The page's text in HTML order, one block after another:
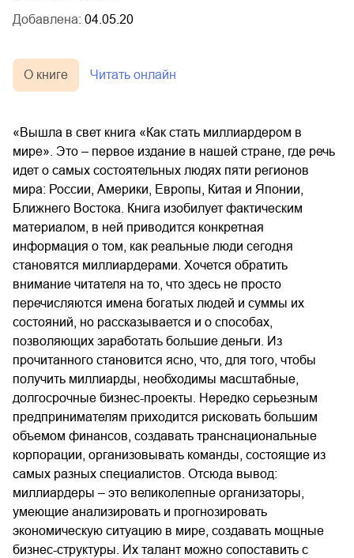
Добавлена: 04.05.20
О книге Читать онлайн
«Вышла в свет книга «Как стать миллиардером в
мире». Это – первое издание в нашей стране, где речь
идет о самых состоятельных людях пяти регионов
мира: России, Америки, Европы, Китая и Японии,
Ближнего Востока. Книга изобилует фактическим
материалом, в ней приводится конкретная
информация о том, как реальные люди сегодня
становятся миллиардерами. Хочется обратить
внимание читателя на то, что здесь не просто
перечисляются имена богатых людей и суммы их
состояний, но рассказывается и о способах,
позволяющих заработать большие деньги. Из
прочитанного становится ясно, что, для того, чтобы
получить миллиарды, необходимы масштабные,
долгосрочные бизнес-проекты. Нередко серьезным
предпринимателям приходится рисковать большим
объемом финансов, создавать транснациональные
корпорации, организовывать команды, состоящие из
самых разных специалистов. Отсюда вывод:
миллиардеры – это великолепные организаторы,
умеющие анализировать и прогнозировать
экономическую ситуацию в мире, создавать мощные
бизнес-структуры. Их талант можно сопоставить с